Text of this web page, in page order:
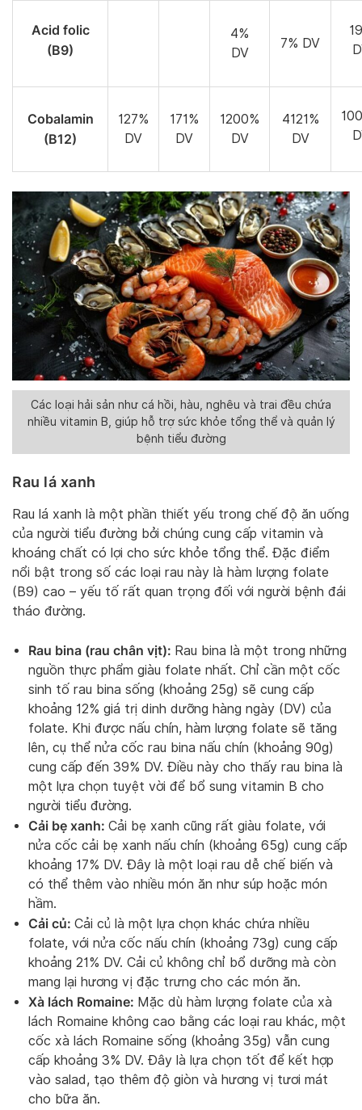
Acid folic
(B9)
4%
DV
7% DV
Cobalamin
(B12)
127%
DV
171%
DV
1200%
DV
4121%
DV
Các loại hải sản như cá hồi, hàu, nghêu và trai đều chứa
nhiều vitamin B, giúp hỗ trợ sức khỏe tổng thể và quản lý
bệnh tiểu đường
Rau lá xanh
Rau lá xanh là một phần thiết yếu trong chế độ ăn uống
của người tiểu đường bởi chúng cung cấp vitamin và
khoáng chất có lợi cho sức khỏe tổng thể. Đặc điểm
nổi bật trong số các loại rau này là hàm lượng folate
(B9) cao – yếu tố rất quan trọng đối với người bệnh đái
tháo đường.
Rau bina (rau chân vịt): Rau bina là một trong những
nguồn thực phẩm giàu folate nhất. Chỉ cần một cốc
sinh tố rau bina sống (khoảng 25g) sẽ cung cấp
khoảng 12% giá trị dinh dưỡng hàng ngày (DV) của
folate. Khi được nấu chín, hàm lượng folate sẽ tăng
lên, cụ thể nửa cốc rau bina nấu chín (khoảng 90g)
cung cấp đến 39% DV. Điều này cho thấy rau bina là
một lựa chọn tuyệt vời để bổ sung vitamin B cho
người tiểu đường.
Cải bẹ xanh: Cải bẹ xanh cũng rất giàu folate, với
nửa cốc cải bẹ xanh nấu chín (khoảng 65g) cung cấp
khoảng 17% DV. Đây là một loại rau dễ chế biến và
có thể thêm vào nhiều món ăn như súp hoặc món
hầm.
Cải củ: Cải củ là một lựa chọn khác chứa nhiều
folate, với nửa cốc nấu chín (khoảng 73g) cung cấp
khoảng 21% DV. Cải củ không chỉ bổ dưỡng mà còn
mang lại hương vị đặc trưng cho các món ăn.
Xà lách Romaine: Mặc dù hàm lượng folate của xà
lách Romaine không cao bằng các loại rau khác, một
cốc xà lách Romaine sống (khoảng 35g) vẫn cung
cấp khoảng 3% DV. Đây là lựa chọn tốt để kết hợp
vào salad, tạo thêm độ giòn và hương vị tươi mát
cho bữa ăn.